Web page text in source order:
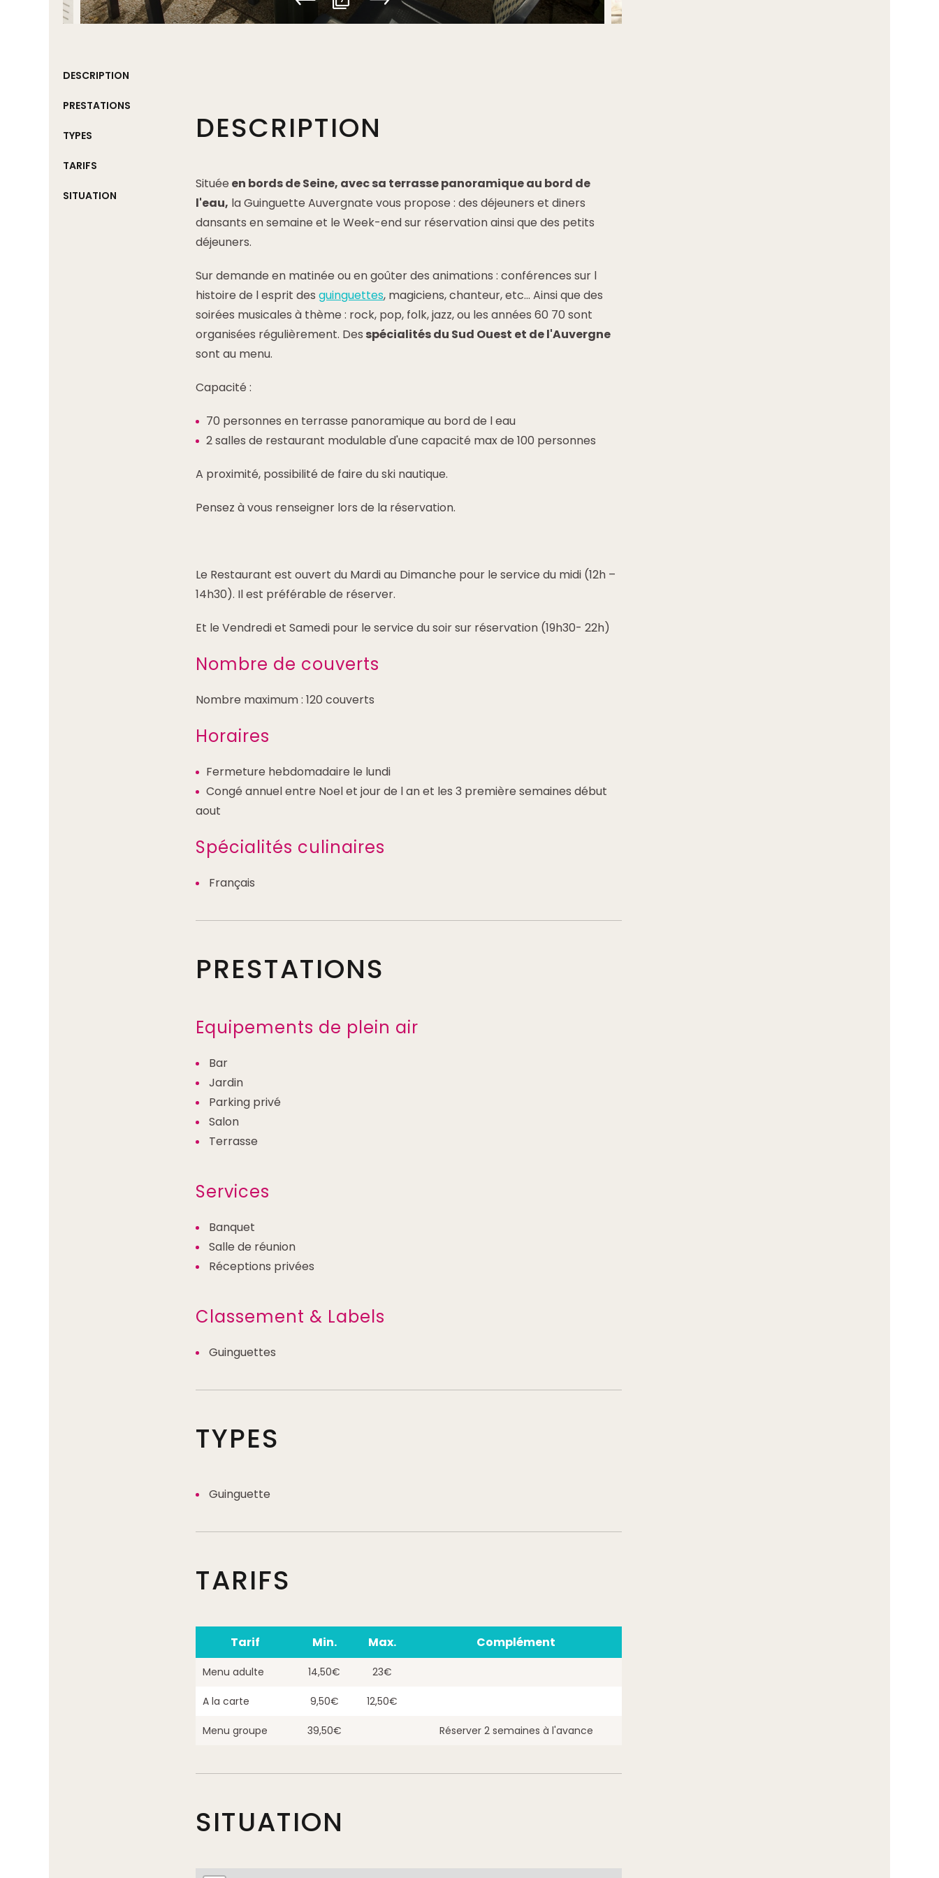
DESCRIPTION
PRESTATIONS
TYPES
TARIFS
SITUATION
DESCRIPTION
Située en bords de Seine, avec sa terrasse panoramique au bord de
l'eau, la Guinguette Auvergnate vous propose : des déjeuners et diners
dansants en semaine et le Week-end sur réservation ainsi que des petits
déjeuners.
Sur demande en matinée ou en goûter des animations : conférences sur l
histoire de l esprit des guinguettes, magiciens, chanteur, etc... Ainsi que des
soirées musicales à thème : rock, pop, folk, jazz, ou les années 60 70 sont
organisées régulièrement. Des spécialités du Sud Ouest et de l'Auvergne
sont au menu.
Capacité :
70 personnes en terrasse panoramique au bord de l eau
2 salles de restaurant modulable d'une capacité max de 100 personnes
A proximité, possibilité de faire du ski nautique.
Pensez à vous renseigner lors de la réservation.
Le Restaurant est ouvert du Mardi au Dimanche pour le service du midi (12h –
14h30). Il est préférable de réserver.
Et le Vendredi et Samedi pour le service du soir sur réservation (19h30- 22h)
Nombre de couverts
Nombre maximum : 120 couverts
Horaires
Fermeture hebdomadaire le lundi
Congé annuel entre Noel et jour de l an et les 3 première semaines début
aout
Spécialités culinaires
Français
PRESTATIONS
Equipements de plein air
Bar
Jardin
Parking privé
Salon
Terrasse
Services
Banquet
Salle de réunion
Réceptions privées
Classement & Labels
Guinguettes
TYPES
Guinguette
TARIFS
Tarif Min. Max. Complément
Menu adulte 14,50€ 23€
A la carte 9,50€ 12,50€
Menu groupe 39,50€ Réserver 2 semaines à l'avance
SITUATION